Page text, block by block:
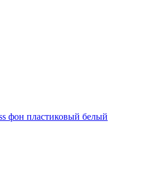
фон пластиковый белый